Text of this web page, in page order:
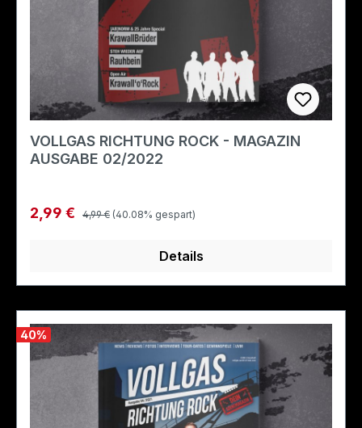
VOLLGAS RICHTUNG ROCK - MAGAZIN
AUSGABE 02/2022
Verkaufspreis:
2,99 € Regulärer Preis:
4,99 € (40.08% gespart)
Details
40%